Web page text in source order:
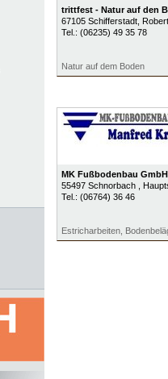
trittfest - Natur auf den
67105 Schifferstadt,
Tel.: (06235) 49 35 78
Natur auf dem Boden
MK Fußbodenbau GmbH
55497 Schnorbach
,
Tel.: (06764) 36 46
Estricharbeiten,